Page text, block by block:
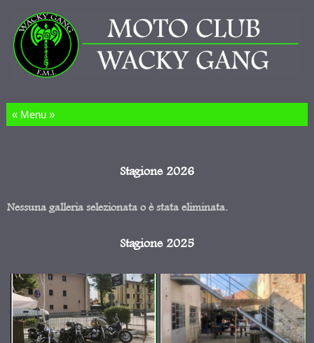
Salta al contenuto
Stagione 2026
Nessuna galleria selezionata o è stata eliminata.
Stagione 2025